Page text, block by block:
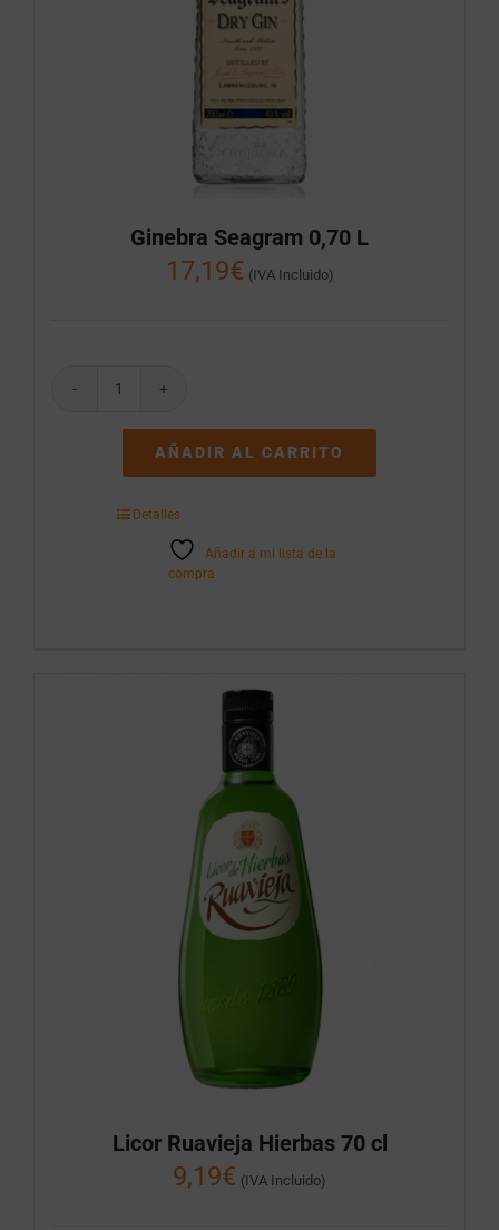
Ginebra Seagram 0,70 L
17,19€ (IVA Incluido)
Ginebra
AÑADIR AL CARRITO
Detalles
Añadir a mi lista de la
compra
Licor Ruavieja Hierbas 70 cl
9,19€ (IVA Incluido)